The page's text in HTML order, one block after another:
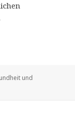
über Exit-
und